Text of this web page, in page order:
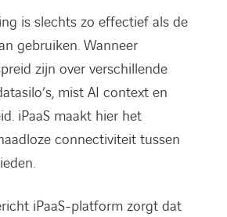
is slechts zo effectief als de
gebruiken. Wanneer
zijn over verschillende
mist AI context en
iPaaS maakt hier het
connectiviteit tussen
iPaaS-platform zorgt dat